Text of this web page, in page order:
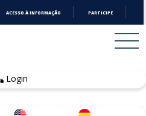
ACESSO À INFORMAÇÃO PARTICIPE
Login